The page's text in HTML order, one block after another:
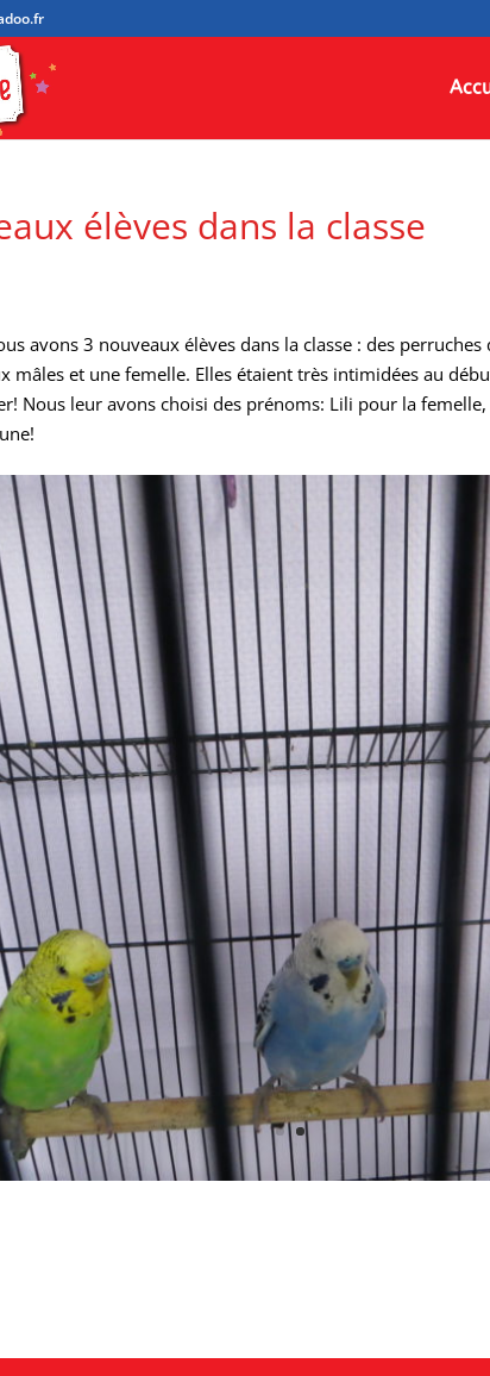
élèves dans la classe
avons 3 nouveaux élèves dans la classe : des perruches
mâles et une femelle. Elles étaient très intimidées au
Nous leur avons choisi des prénoms: Lili pour la